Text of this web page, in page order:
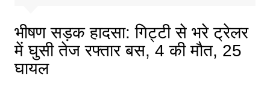
भीषण सड़क हादसा: गिट्टी से भरे ट्रेलर
में घुसी तेज रफ्तार बस, 4 की मौत, 25
घायल